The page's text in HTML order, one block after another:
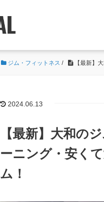
ジム・フィットネス / 【最新】
2024.06.13
【最新】大和の
ーニング・安く
ム！